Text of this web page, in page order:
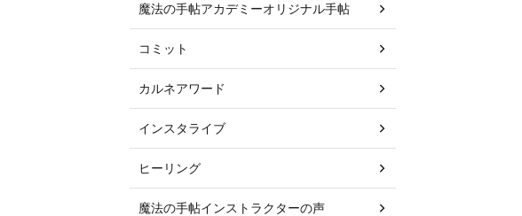
魔法の手帖アカデミーオリジナル手帖
コミット
カルネアワード
インスタライブ
ヒーリング
魔法の手帖インストラクターの声